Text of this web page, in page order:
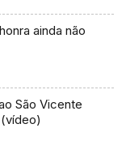
ainda não
São Vicente